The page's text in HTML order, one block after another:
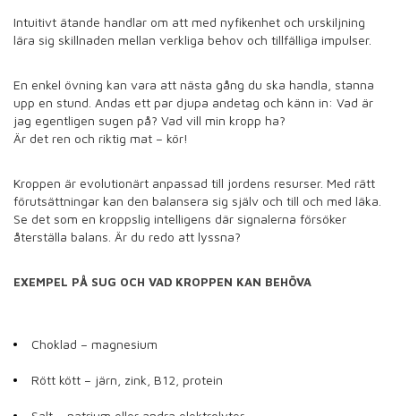
Intuitivt ätande handlar om att med nyfikenhet och urskiljning
lära sig skillnaden mellan verkliga behov och tillfälliga impulser.
En enkel övning kan vara att nästa gång du ska handla, stanna
upp en stund. Andas ett par djupa andetag och känn in: Vad är
jag egentligen sugen på? Vad vill min kropp ha?
Är det ren och riktig mat – kör!
Kroppen är evolutionärt anpassad till jordens resurser. Med rätt
förutsättningar kan den balansera sig själv och till och med läka.
Se det som en kroppslig intelligens där signalerna försöker
återställa balans. Är du redo att lyssna?
EXEMPEL PÅ SUG OCH VAD KROPPEN KAN BEHÖVA
Choklad – magnesium
Rött kött – järn, zink, B12, protein